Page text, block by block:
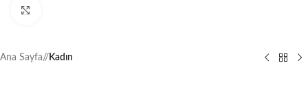
Ana Sayfa/ Kadın